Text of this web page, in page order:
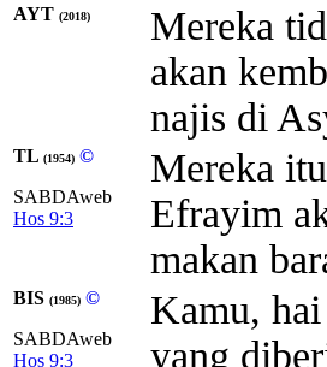
AYT (2018)
Mereka
akan
najis di
TL (1954) ©
SABDAweb
Hos 9:3
Mereka
Efrayim
makan
BIS (1985) ©
SABDAweb
Hos 9:3
Kamu,
yang